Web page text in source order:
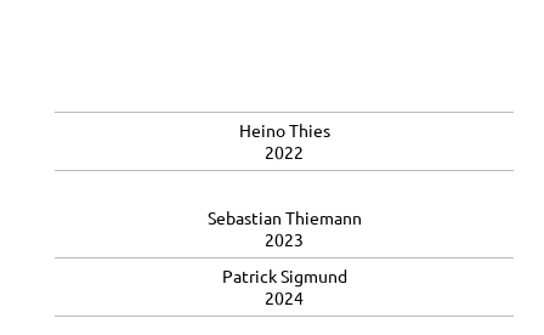
Heino Thies
2022
Sebastian Thiemann
2023
Patrick Sigmund
2024